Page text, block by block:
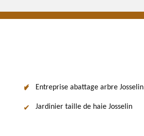
Entreprise abattage arbre Josselin
Jardinier taille de haie Josselin